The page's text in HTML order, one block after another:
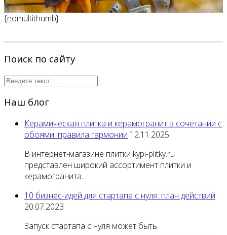
{nomultithumb}
Поиск по сайту
Наш блог
Керамическая плитка и керамогранит в сочетании с
обоями: правила гармонии 12.11.2025
В интернет-магазине плитки kypi-plitky.ru
представлен широкий ассортимент плитки и
керамогранита...
10 бизнес-идей для стартапа с нуля: план действий
20.07.2023
Запуск стартапа с нуля может быть